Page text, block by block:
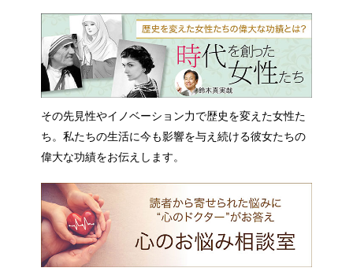
その先見性やイノベーション力で歴史を変えた女性た
ち。私たちの生活に今も影響を与え続ける彼女たちの
偉大な功績をお伝えします。